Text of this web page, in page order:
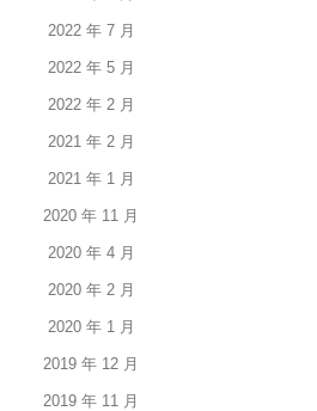
2022 年 7 月
2022 年 5 月
2022 年 2 月
2021 年 2 月
2021 年 1 月
2020 年 11 月
2020 年 4 月
2020 年 2 月
2020 年 1 月
2019 年 12 月
2019 年 11 月